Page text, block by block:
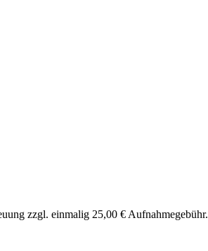
zzgl. einmalig 25,00 € Aufnahmegebühr.